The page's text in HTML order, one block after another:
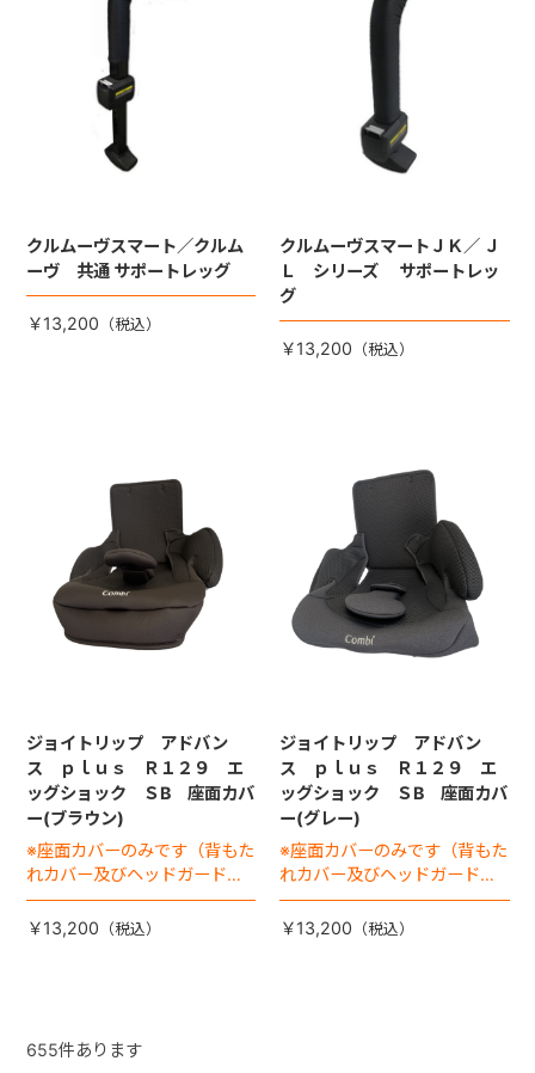
クルムーヴスマート／クルム
ーヴ 共通 サポートレッグ
￥13,200
クルムーヴスマートＪＫ／ Ｊ
Ｌ シリーズ サポートレッ
グ
￥13,200
ジョイトリップ アドバン
ス ｐｌｕｓ Ｒ１２９ エ
ッグショック ＳB 座面カバ
ー(ブラウン)
※座面カバーのみです（背もた
れカバー及びヘッドガードカ
バーは別売りです）
￥13,200
ジョイトリップ アドバン
ス ｐｌｕｓ Ｒ１２９ エ
ッグショック ＳB 座面カバ
ー(グレー)
※座面カバーのみです（背もた
れカバー及びヘッドガードカ
バーは別売りです）
￥13,200
655件あります